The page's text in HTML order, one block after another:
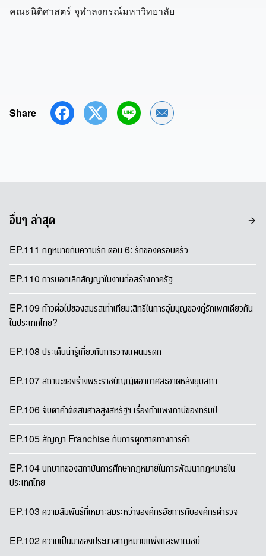
คณะนิติศาสตร์ จุฬาลงกรณ์มหาวิทยาลัย
Share Share by Email
อื่นๆ ล่าสุด
EP.111 กฎหมายกับความรัก ตอน 6: รักของครอบครัว
EP.110 การบอกเลิกสัญญาในงานก่อสร้างภาครัฐ
EP.109 ก้าวต่อไปของสมรสเท่าเทียม:สิทธิในการอุ้มบุญของคู่รักเพศเดียวกัน
ในประเทศไทย?
EP.108 ประเด็นน่ารู้เกี่ยวกับการวางแผนมรดก
EP.107 สถานะของร่างพระราชบัญญัติอากาศสะอาดหลังยุบสภา
EP.106 จับตาคำตัดสินศาลสูงสหรัฐฯ เรื่องกำแพงภาษีของทรัมป์
EP.105 สัญญา Franchise กับการผูกขาดทางการค้า
EP.104 บทบาทของสถาบันการศึกษากฎหมายในการพัฒนากฎหมายใน
ประเทศไทย
EP.103 ความสัมพันธ์ที่เหมาะสมระหว่างองค์กรอัยการกับองค์กรตำรวจ
EP.102 ความเป็นมาของประมวลกฎหมายแพ่งและพาณิชย์